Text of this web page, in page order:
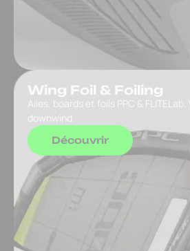
Wing Foil & Foiling
Ailes, boards et foils PPC &
downwind.
Découvrir